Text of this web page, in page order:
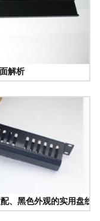
解析
、黑色外观的实用盘线